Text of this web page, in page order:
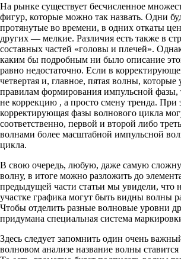
На рынке существует бесчисленное
фигур, которые можно так назвать‎. Одни
протянутые во времени, в одних откаты
других — мелкие. Различия есть также в
составных частей «‎головы и плечей»‎.
каким бы подробным ни было описание
равно недостаточно. Если в
четвертая и, главное, пятая волны, которые
правилам формирования импульсной фазы,
не коррекцию , а просто смену тренда. При
корректирующая фазы волнового цикла
соответственно, первой и второй либо
волнами более масштабной импульсной
цикла.
В свою очередь, любую, даже самую
волну, в итоге можно разложить до
предыдущей части статьи мы увидели, что
участке графика могут быть видны волны
Чтобы отделить разные волновые уровни
придумана специальная система
Здесь следует запомнить один очень
волновом анализе название волны ставится